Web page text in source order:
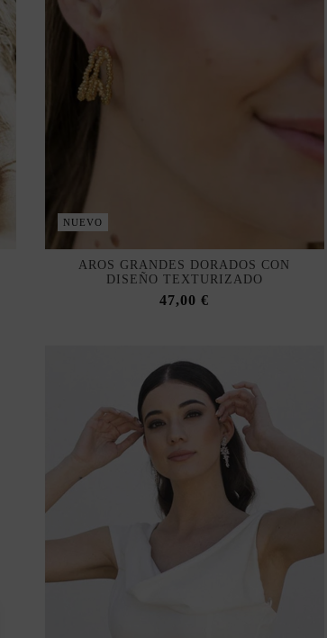
NUEVO
AROS GRANDES DORADOS CON
DISEÑO TEXTURIZADO
47,00 €